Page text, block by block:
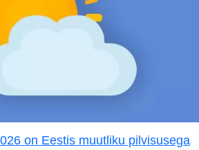
on Eestis muutliku pilvisusega